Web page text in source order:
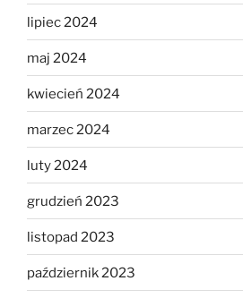
lipiec 2024
maj 2024
kwiecień 2024
marzec 2024
luty 2024
grudzień 2023
listopad 2023
październik 2023